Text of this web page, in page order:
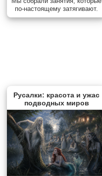
по-настоящему затягивают.
Русалки: красота и ужас
подводных миров